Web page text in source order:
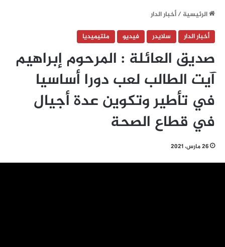
الرئيسية/أخبار الدار
أخبار الدار
سلايدر فيديو ملتيميديا
صديق العائلة : المرحوم إبراهيم
آيت الطالب لعب دورا أساسيا
في تأطير وتكوين عدة أجيال
في قطاع الصحة
26 مارس، 2021